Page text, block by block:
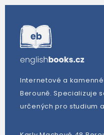
Internetové a
Berouně. Specializuje
určených pro studium